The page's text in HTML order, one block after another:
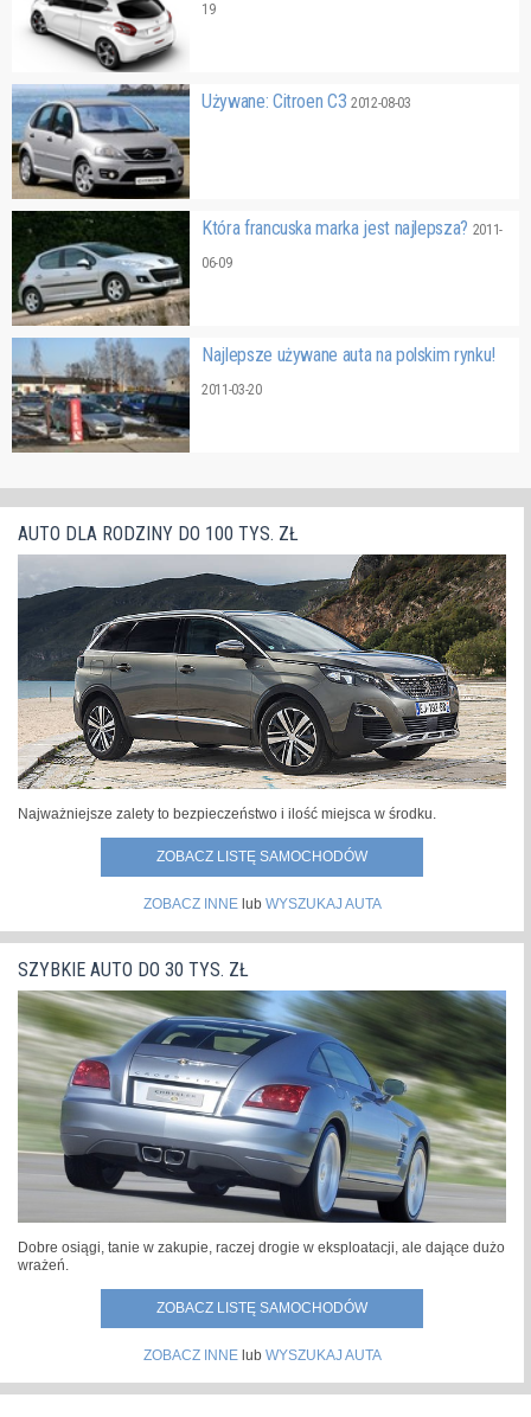
19
Używane: Citroen C3 2012-08-03
Która francuska marka jest najlepsza? 2011-
06-09
Najlepsze używane auta na polskim rynku!
2011-03-20
AUTO DLA RODZINY DO 100 TYS. ZŁ
Najważniejsze zalety to bezpieczeństwo i ilość miejsca w środku.
ZOBACZ LISTĘ SAMOCHODÓW
ZOBACZ INNElub WYSZUKAJ AUTA
SZYBKIE AUTO DO 30 TYS. ZŁ
Dobre osiągi, tanie w zakupie, raczej drogie w eksploatacji, ale dające dużo
wrażeń.
ZOBACZ LISTĘ SAMOCHODÓW
ZOBACZ INNElub WYSZUKAJ AUTA